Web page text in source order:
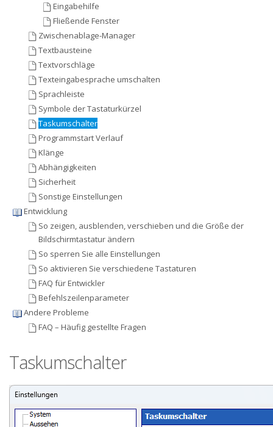
Eingabehilfe
Fließende Fenster
Zwischenablage-Manager
Textbausteine
Textvorschläge
Texteingabesprache umschalten
Sprachleiste
Symbole der Tastaturkürzel
Taskumschalter
Programmstart Verlauf
Klänge
Abhängigkeiten
Sicherheit
Sonstige Einstellungen
Entwicklung
So zeigen, ausblenden, verschieben und die Größe der
Bildschirmtastatur ändern
So sperren Sie alle Einstellungen
So aktivieren Sie verschiedene Tastaturen
FAQ für Entwickler
Befehlszeilenparameter
Andere Probleme
FAQ – Häufig gestellte Fragen
Taskumschalter